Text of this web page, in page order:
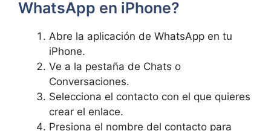
WhatsApp en iPhone?
Abre la aplicación de WhatsApp en tu
iPhone.
Ve a la pestaña de Chats o
Conversaciones.
Selecciona el contacto con el que quieres
crear el enlace.
Presiona el nombre del contacto para